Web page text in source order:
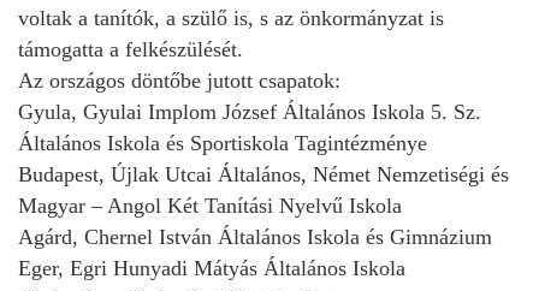
voltak a tanítók, a szülő is, s az önkormányzat is
támogatta a felkészülését.
Az országos döntőbe jutott csapatok:
Gyula, Gyulai Implom József Általános Iskola 5. Sz.
Általános Iskola és Sportiskola Tagintézménye
Budapest, Újlak Utcai Általános, Német Nemzetiségi és
Magyar – Angol Két Tanítási Nyelvű Iskola
Agárd, Chernel István Általános Iskola és Gimnázium
Eger, Egri Hunyadi Mátyás Általános Iskola